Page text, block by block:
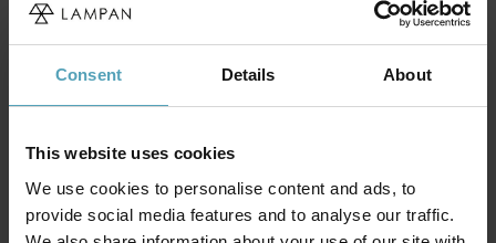
Consent Details About
This website uses cookies
We use cookies to personalise content and ads, to
provide social media features and to analyse our traffic.
ANETA LIGHTING
Cosenza 44cm
badrumslampa
944 kr
Rek. 1 699 kr
Kappa 14cm badrumslampa
Rek. 899 kr
PRISMATCH